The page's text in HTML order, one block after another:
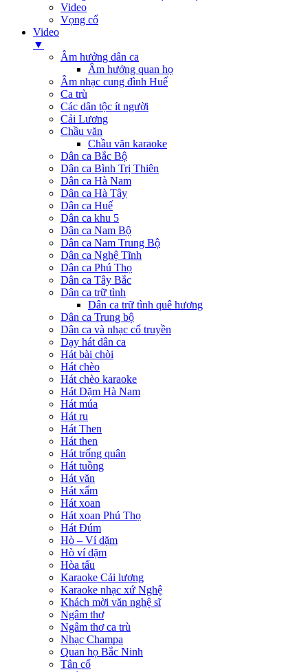
Video
Vọng cổ
Video
▼
Âm hưởng dân ca
Âm hưởng quan họ
Âm nhạc cung đình Huế
Ca trù
Các dân tộc ít người
Cải Lương
Chầu văn
Chầu văn karaoke
Dân ca Bắc Bộ
Dân ca Bình Trị Thiên
Dân ca Hà Nam
Dân ca Hà Tây
Dân ca Huế
Dân ca khu 5
Dân ca Nam Bộ
Dân ca Nam Trung Bộ
Dân ca Nghệ Tĩnh
Dân ca Phú Thọ
Dân ca Tây Bắc
Dân ca trữ tình
Dân ca trữ tình quê hương
Dân ca Trung bộ
Dân ca và nhạc cổ truyền
Dạy hát dân ca
Hát bài chòi
Hát chèo
Hát chèo karaoke
Hát Dặm Hà Nam
Hát múa
Hát ru
Hát Then
Hát then
Hát trống quân
Hát tuồng
Hát văn
Hát xẩm
Hát xoan
Hát xoan Phú Thọ
Hát Đúm
Hò – Ví dặm
Hò ví dặm
Hòa tấu
Karaoke Cải lương
Karaoke nhạc xứ Nghệ
Khách mời văn nghệ sĩ
Ngâm thơ
Ngâm thơ ca trù
Nhạc Champa
Quan họ Bắc Ninh
Tân cổ